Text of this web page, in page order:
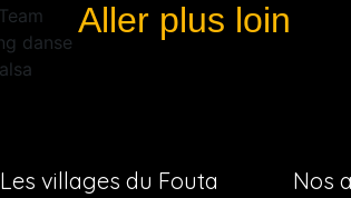
Aller plus loin
Les villages du Fouta Nos